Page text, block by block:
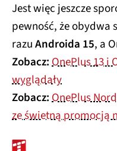
Jest więc jeszcze
pewność, że obydwa
razuAndroida 15, a
Zobacz:OnePlus 13 i
wyglądały
Zobacz:OnePlus
ze świetną promocją